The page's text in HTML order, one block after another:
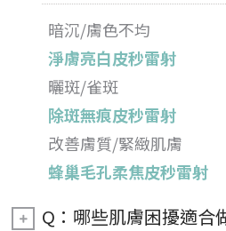
暗沉/膚色不均
淨膚亮白皮秒雷射
曬斑/雀斑
除斑無痕皮秒雷射
改善膚質/緊緻肌膚
蜂巢毛孔柔焦皮秒雷射
Q：哪些肌膚困擾適合